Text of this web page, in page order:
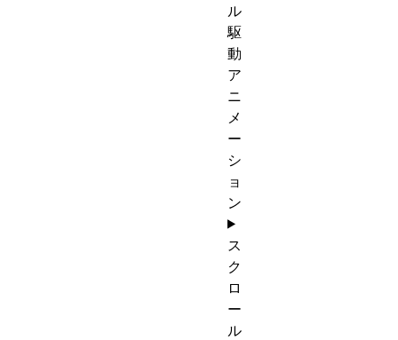
ル
駆
動
ア
ニ
メ
ー
シ
ョ
ン
ス
ク
ロ
ー
ル